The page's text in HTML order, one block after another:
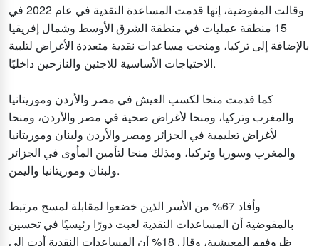
وقالت المفوضية، إنها قدمت المساعدة النقدية في عام 2022 في
15 منطقة عمليات في منطقة الشرق الأوسط وشمال إفريقيا
بالإضافة إلى تركيا، ومنحت مساعدات نقدية متعددة الأغراض لتلبية
الاحتياجات الأساسية للاجئين والنازحين داخليًا.
كما قدمت منحا لكسب العيش في مصر والأردن وموريتانيا
والمغرب وتركيا، ومنحا لأغراض صحية في مصر والأردن، ومنحا
لأغراض تعليمية في الجزائر ومصر والأردن ولبنان وموريتانيا
والمغرب وسوريا وتركيا، ومذلك منحا لتأمين المأوى في الجزائر
ولبنان وموريتانيا واليمن.
وأفاد 67% من الأسر الذين خضعوا لمقابلة لمسح مرتبط
بالمفوضية أن المساعدات النقدية لعبت دورًا رئيسيًا في تحسين
ظروفهم المعيشية، وقال 18% أن المساعدات النقدية أدت إلى